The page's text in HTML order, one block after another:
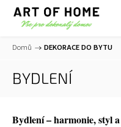
Domů / DEKORACE DO BYTU
BYDLENÍ
Bydlení – harmonie, styl